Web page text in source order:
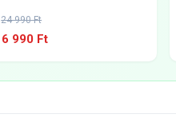
24 990 Ft
990 Ft